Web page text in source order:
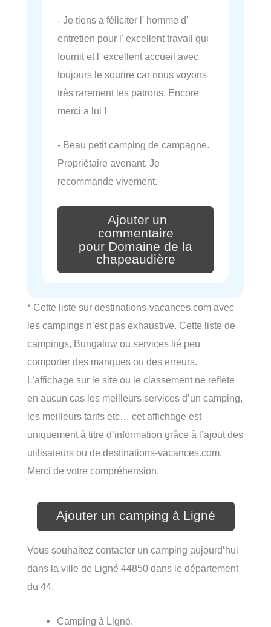
- Je tiens a féliciter l' homme d'
entretien pour l' excellent travail qui
fournit et l' excellent accueil avec
toujours le sourire car nous voyons
très rarement les patrons. Encore
merci a lui !
- Beau petit camping de campagne.
Propriétaire avenant. Je
recommande vivement.
Ajouter un
commentaire
pour Domaine de la
chapeaudière
* Cette liste sur destinations-vacances.com avec
les campings n’est pas exhaustive. Cette liste de
campings, Bungalow ou services lié peu
comporter des manques ou des erreurs.
L’affichage sur le site ou le classement ne reflète
en aucun cas les meilleurs services d’un camping,
les meilleurs tarifs etc… cet affichage est
uniquement à titre d’information grâce à l’ajout des
utilisateurs ou de destinations-vacances.com.
Merci de votre compréhension.
Ajouter un camping à Ligné
Vous souhaitez contacter un camping aujourd’hui
dans la ville de Ligné 44850 dans le département
du 44.
Camping à Ligné.